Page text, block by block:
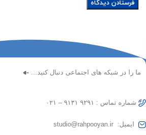
ما را در شبکه های اجتماعی دنبال کنید…
شماره تماس : ۹۲۹۱ ۹۱۳۱ – ۰۲۱
ایمیل: studio@rahpooyan.ir